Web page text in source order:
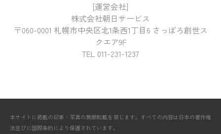
[運営会社]
株式会社朝日サービス
〒060-0001 札幌市中央区北1条西1丁目6 さっぽろ創世ス
クエア9F
TEL 011-231-1237
本サイトに掲載の記事・写真の無断転載を禁じます。すべての内容は日本の著作権
法並びに国際条約により保護されています。